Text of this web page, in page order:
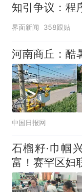
知引争议：程
范，待修改后
界面新闻 358跟贴
河南商丘：酷
中国日报网
石榴籽·巾帼
富！赛罕区妇